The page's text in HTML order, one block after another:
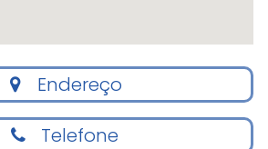
Endereço
Telefone